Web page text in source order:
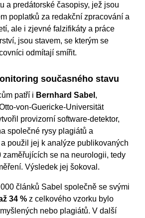
a predátorské časopisy, jež jsou
poplatků za redakční zpracování a
ale i zjevné falzifikáty a práce
jsou stavem, se kterým se
odmítají smířit.
současného stavu
patří i Bernhard Sabel ,
von-Guericke-Universität
provizorní software-detektor,
společné rysy plagiátů a
použil jej k analýze publikovaných
zaměřujících se na neurologii, tedy
Výsledek jej šokoval.
článků Sabel společně se svými
34 % z celkového vzorku bylo
nebo plagiátů. V další